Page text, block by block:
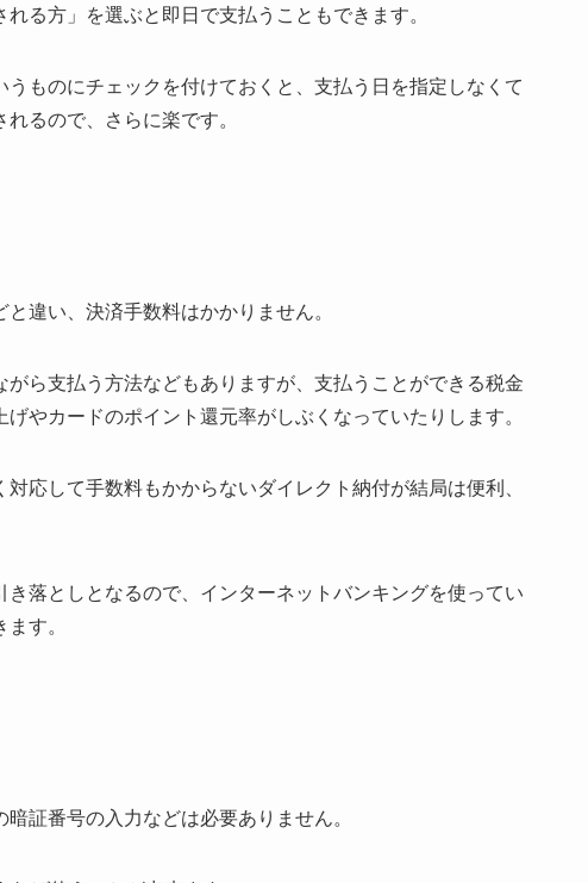
る方」を選ぶと即日で支払うこともできます。
ものにチェックを付けておくと、支払う日を指定しなくて
るので、さらに楽です。
違い、決済手数料はかかりません。
ら支払う方法などもありますが、支払うことができる税金
やカードのポイント還元率がしぶくなっていたりします。
応して手数料もかからないダイレクト納付が結局は便利、
落としとなるので、インターネットバンキングを使ってい
す。
証番号の入力などは必要ありません。